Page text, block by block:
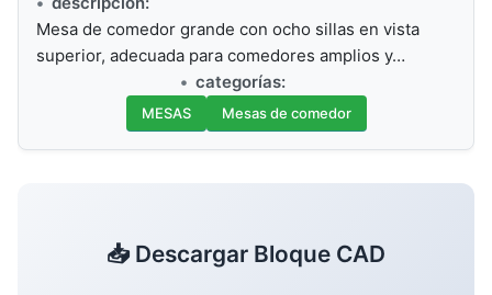
Mesa de comedor grande con ocho sillas en vista
superior, adecuada para comedores amplios y…
categorías:
MESAS Mesas de comedor
📥 Descargar Bloque CAD